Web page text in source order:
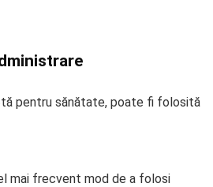
pentru sănătate, poate fi folosită
mai frecvent mod de a folosi